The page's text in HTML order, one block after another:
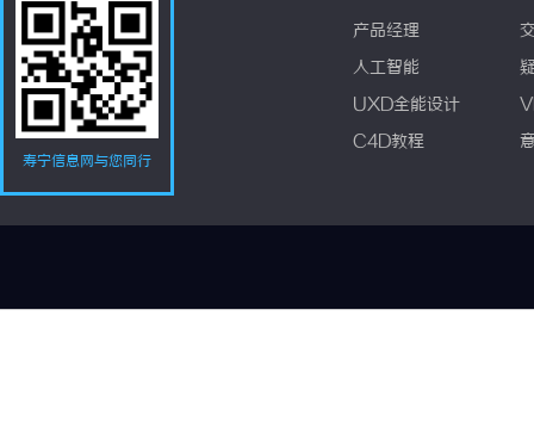
寿宁信息网与您同行
产品经理
人工智能
UXD全能设计
C4D教程